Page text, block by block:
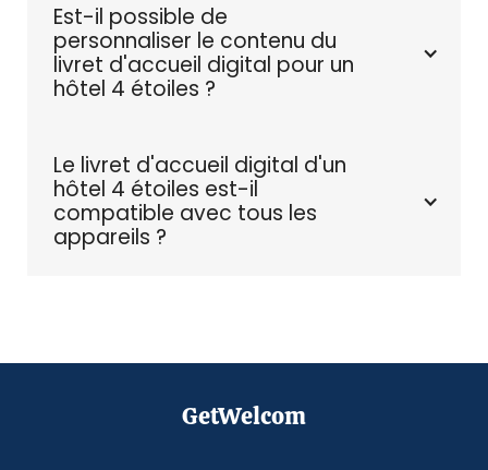
Est-il possible de
personnaliser le contenu du
livret d'accueil digital pour un
hôtel 4 étoiles ?
Le livret d'accueil digital d'un
hôtel 4 étoiles est-il
compatible avec tous les
appareils ?
GetWelcom